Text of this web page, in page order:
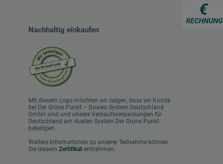
Nachhaltig einkaufen
Mit diesem Logo möchten wir zeigen, dass wir Kunde
bei Der Grüne Punkt – Duales System Deutschland
GmbH sind und unsere Verkaufsverpackungen für
Deutschland am dualen System Der Grüne Punkt
beteiligen.
Weitere Informationen zu unserer Teilnahme können
Sie diesem Zertifikat entnehmen.